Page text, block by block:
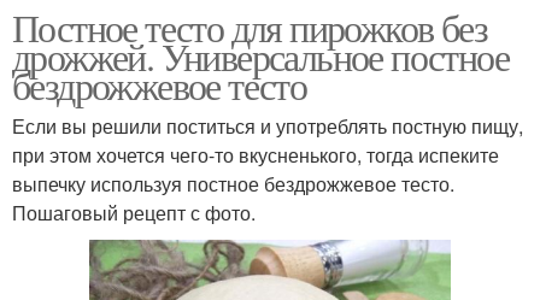
Постное тесто для пирожков без
дрожжей. Универсальное постное
бездрожжевое тесто
Если вы решили поститься и употреблять постную пищу,
при этом хочется чего-то вкусненького, тогда испеките
выпечку используя постное бездрожжевое тесто.
Пошаговый рецепт с фото.